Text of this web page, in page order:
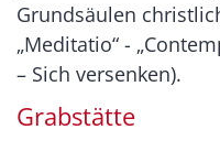
Grundsäulen
„Meditatio“ -
– Sich versenken).
Grabstätte